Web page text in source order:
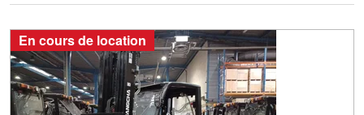
En cours de location